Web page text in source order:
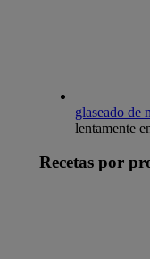
glaseado de
lentamente
Recetas por